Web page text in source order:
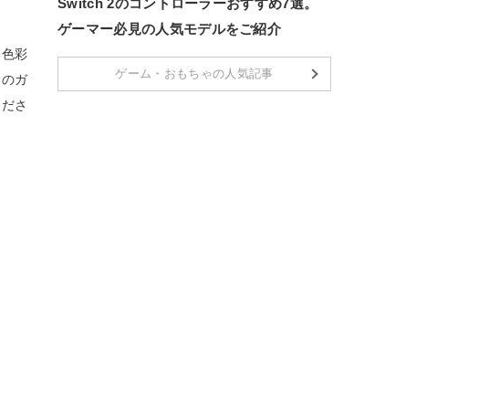
彩
ガ
さ
Switch 2のコントローラーおすすめ7選。
ゲーマー必見の人気モデルをご紹介
ゲーム・おもちゃの人気記事